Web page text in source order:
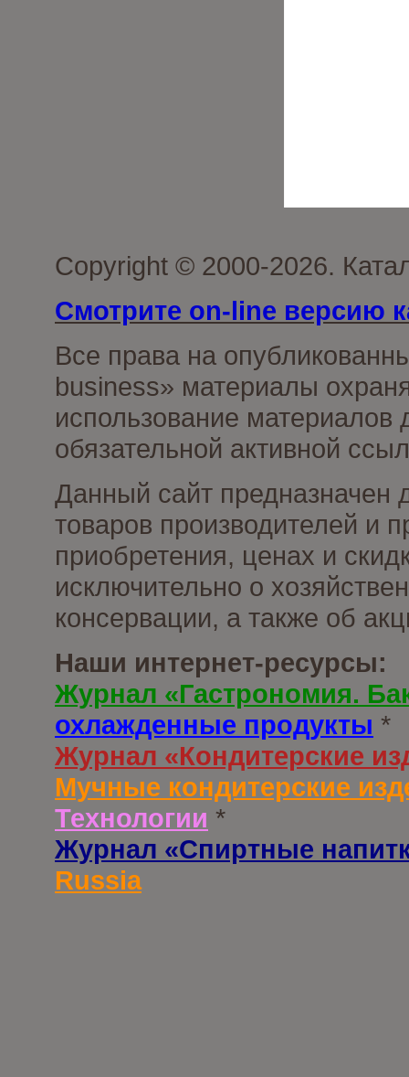
Copyright © 2000-2026.
Смотрите on-line версию
Все права на
business» материалы
использование материалов
обязательной активной
Данный сайт предназначен
товаров производителей и
приобретения, ценах и
исключительно о
консервации, а также об
Наши интернет-ресурсы:
Журнал «Гастрономия.
охлажденные продукты *
Журнал «Кондитерские
Мучные кондитерские
Технологии *
Журнал «Спиртные
Russia